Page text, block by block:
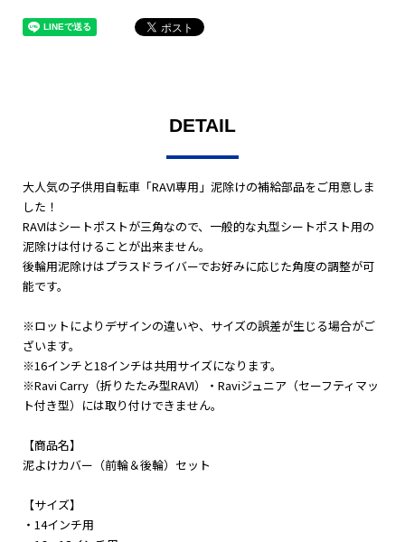
DETAIL
大人気の子供用自転車「RAVI専用」泥除けの補給部品をご用意しま
した！
RAVIはシートポストが三角なので、一般的な丸型シートポスト用の
泥除けは付けることが出来ません。
後輪用泥除けはプラスドライバーでお好みに応じた角度の調整が可
能です。
※ロットによりデザインの違いや、サイズの誤差が生じる場合がご
ざいます。
※16インチと18インチは共用サイズになります。
※Ravi Carry（折りたたみ型RAVI）・Raviジュニア（セーフティマッ
ト付き型）には取り付けできません。
【商品名】
泥よけカバー（前輪＆後輪）セット
【サイズ】
・14インチ用